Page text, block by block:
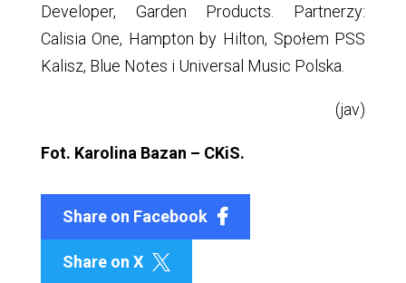
Developer, Garden Products. Partnerzy:
Calisia One, Hampton by Hilton, Społem PSS
Kalisz, Blue Notes i Universal Music Polska.
(jav)
Fot. Karolina Bazan – CKiS.
Share on Facebook
Share on X 